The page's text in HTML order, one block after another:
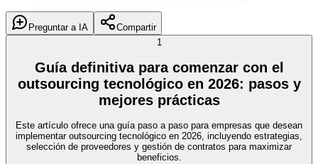
Preguntar a IA
Compartir
1
Guía definitiva para comenzar con el
outsourcing tecnológico en 2026: pasos y
mejores prácticas
Este artículo ofrece una guía paso a paso para empresas que desean
implementar outsourcing tecnológico en 2026, incluyendo estrategias,
selección de proveedores y gestión de contratos para maximizar
beneficios.